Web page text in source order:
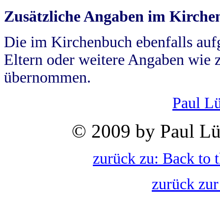
Zusätzliche Angaben im
Die im Kirchenbuch ebenfalls
Eltern oder weitere Angaben wie
übernommen.
Paul
© 2009 by Paul
zurück zu: Back to
zurück